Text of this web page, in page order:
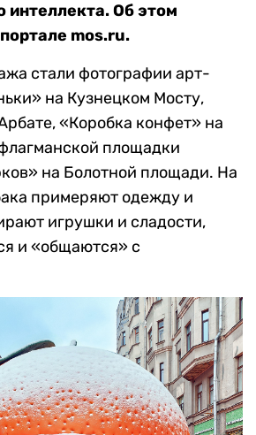
интеллекта. Об этом
mos.ru.
стали фотографии арт-
на Кузнецком Мосту,
«Коробка конфет» на
площадки
на Болотной площади. На
примеряют одежду и
игрушки и сладости,
и «общаются» с